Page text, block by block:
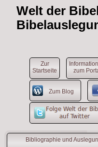
Welt der Bibel
Zur
Startseite
zum
Zum Blog
Bibliographie und